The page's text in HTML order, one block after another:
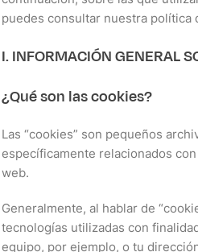
puedes consultar nuestra política
I. INFORMACIÓN GENERAL
¿Qué son las cookies?
Las “cookies” son pequeños
específicamente relacionados
web.
Generalmente, al hablar de
tecnologías utilizadas con
equipo, por ejemplo, o tu